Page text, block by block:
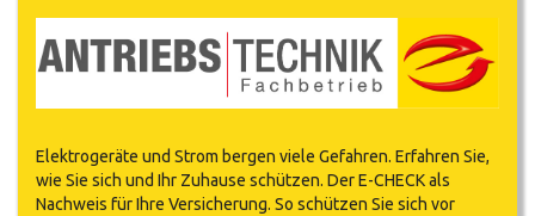
Elektrogeräte und Strom bergen viele Gefahren. Erfahren Sie,
wie Sie sich und Ihr Zuhause schützen. Der E-CHECK als
Nachweis für Ihre Versicherung. So schützen Sie sich vor